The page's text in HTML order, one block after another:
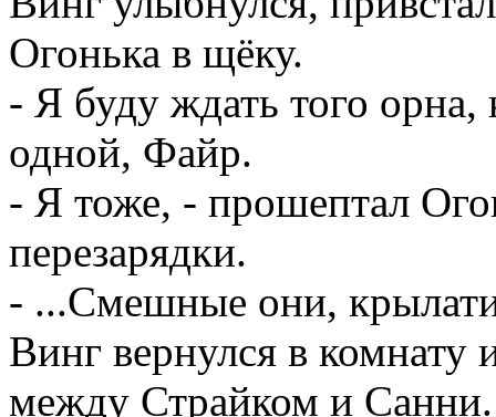
Огонька в щёку.
- Я буду ждать того
одной, Файр.
- Я тоже, - прошептал
перезарядки.
- ...Смешные они,
Винг вернулся в комнату
между Страйком и